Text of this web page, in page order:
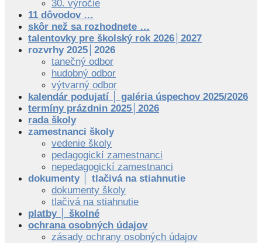
30. výročie
11 dôvodov …
skôr než sa rozhodnete …
talentovky pre školský rok 2026│2027
rozvrhy 2025│2026
tanečný odbor
hudobný odbor
výtvarný odbor
kalendár podujatí │ galéria úspechov 2025/2026
termíny prázdnin 2025│2026
rada školy
zamestnanci školy
vedenie školy
pedagogickí zamestnanci
nepedagogickí zamestnanci
dokumenty │ tlačivá na stiahnutie
dokumenty školy
tlačivá na stiahnutie
platby │ školné
ochrana osobných údajov
zásady ochrany osobných údajov